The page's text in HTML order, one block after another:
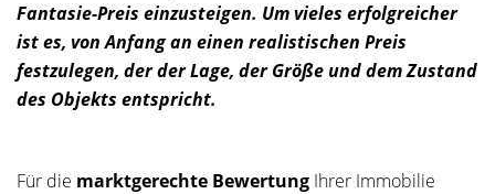
Fantasie-Preis einzusteigen. Um vieles erfolgreicher
ist es, von Anfang an einen realistischen Preis
festzulegen, der der Lage, der Größe und dem Zustand
des Objekts entspricht.
Für die marktgerechte Bewertung Ihrer Immobilie